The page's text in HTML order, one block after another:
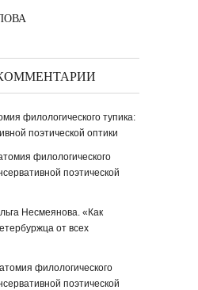
филологического тупика:
поэтической оптики
филологического
поэтической
Несмеянова. «Как
от всех
филологического
поэтической